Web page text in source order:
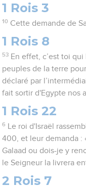
1 Rois 3
10 Cette demande de
1 Rois 8
53 En effet, c’est toi
peuples de la terre
déclaré par
fait sortir d'Egypte nos
1 Rois 22
6
Le roi d'Israël
400, et leur demanda :
Galaad ou dois-je y
le Seigneur la livrera
2 Rois 7